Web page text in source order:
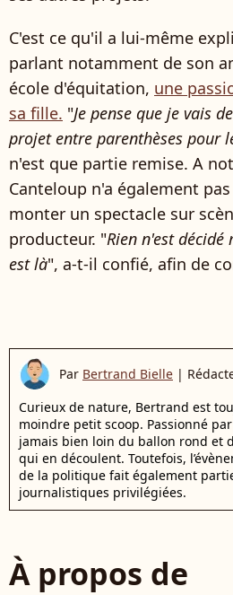
C'est ce qu'il a lui-même
parlant notamment de son
école d'équitation, une
sa fille. "Je pense que je vais
projet entre parenthèses pour
n'est que partie remise. A
Canteloup n'a également
monter un spectacle sur
producteur. "Rien n'est
est là", a-t-il confié, afin de
Par Bertrand Bielle |
Curieux de nature, Bertrand est
moindre petit scoop. Passionné
jamais bien loin du ballon rond et
qui en découlent. Toutefois,
de la politique fait également
journalistiques privilégiées.
À propos de